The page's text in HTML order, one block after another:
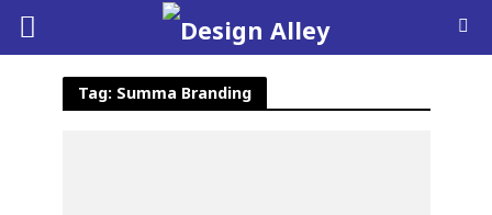
Tag: Summa Branding